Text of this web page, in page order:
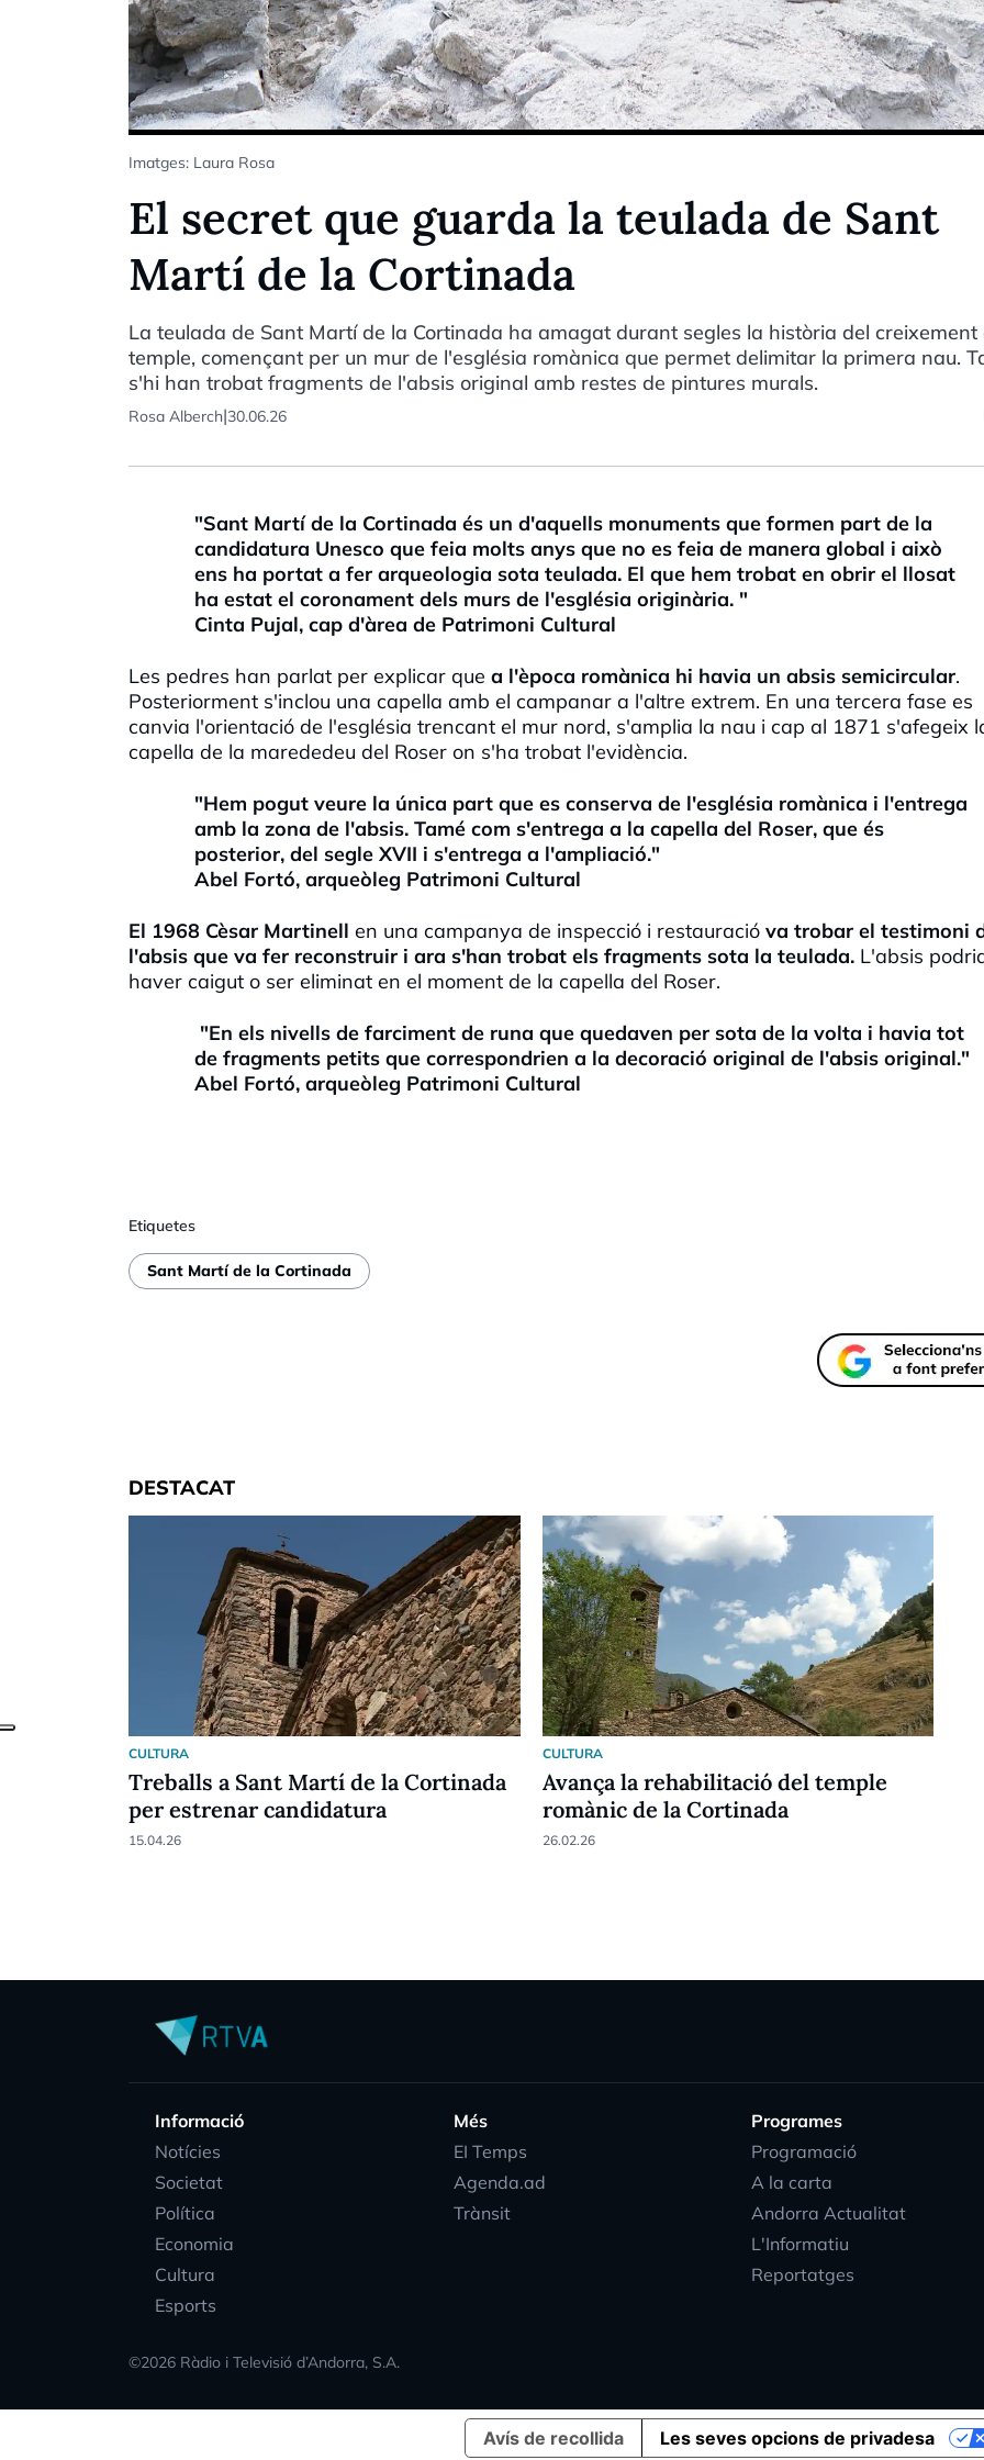
Imatges: Laura Rosa
El secret que guarda la teulada de Sant
Martí de la Cortinada
La teulada de Sant Martí de la Cortinada ha amagat durant segles la història del creixement
temple, començant per un mur de l'església romànica que permet delimitar la primera nau.
s'hi han trobat fragments de l'absis original amb restes de pintures murals.
Rosa Alberch|30.06.26
"Sant Martí de la Cortinada és un d'aquells monuments que formen part de la
candidatura Unesco que feia molts anys que no es feia de manera global i això
ens ha portat a fer arqueologia sota teulada. El que hem trobat en obrir el llosat
ha estat el coronament dels murs de l'església originària. "
Cinta Pujal, cap d'àrea de Patrimoni Cultural
Les pedres han parlat per explicar que a l'època romànica hi havia un absis semicircular.
Posteriorment s'inclou una capella amb el campanar a l'altre extrem. En una tercera fase es
canvia l'orientació de l'església trencant el mur nord, s'amplia la nau i cap al 1871 s'afegeix
capella de la marededeu del Roser on s'ha trobat l'evidència.
"Hem pogut veure la única part que es conserva de l'església romànica i l'entrega
amb la zona de l'absis. Tamé com s'entrega a la capella del Roser, que és
posterior, del segle XVII i s'entrega a l'ampliació."
Abel Fortó, arqueòleg Patrimoni Cultural
El 1968 Cèsar Martinell en una campanya de inspecció i restauració va trobar el testimoni
l'absis que va fer reconstruir i ara s'han trobat els fragments sota la teulada. L'absis
haver caigut o ser eliminat en el moment de la capella del Roser.
"En els nivells de farciment de runa que quedaven per sota de la volta i havia tot
de fragments petits que correspondrien a la decoració original de l'absis original."
Abel Fortó, arqueòleg Patrimoni Cultural
Etiquetes
Sant Martí de la Cortinada
DESTACAT
CULTURA
Treballs a Sant Martí de la Cortinada
per estrenar candidatura
15.04.26
CULTURA
Avança la rehabilitació del temple
romànic de la Cortinada
26.02.26
Informació
Notícies
Societat
Política
Economia
Cultura
Esports
Més
EI Temps
Agenda.ad
Trànsit
Programes
Programació
A la carta
Andorra Actualitat
L'Informatiu
Reportatges
©2026 Ràdio i Televisió d’Andorra, S.A.
Avís de recollida Les seves opcions de privadesa